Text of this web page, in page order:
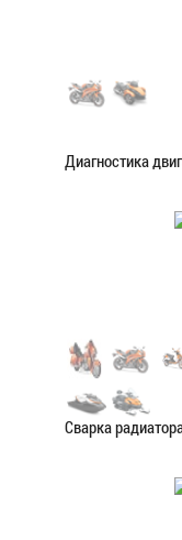
Диагностика
Сварка